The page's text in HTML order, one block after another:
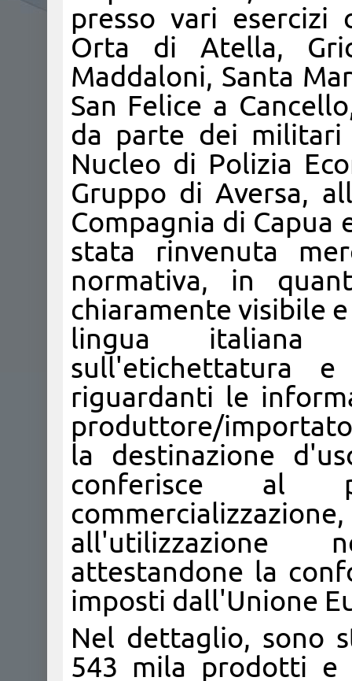
presso vari esercizi
Orta di Atella,
Maddaloni, Santa
San Felice a
da parte dei militari
Nucleo di Polizia
Gruppo di Aversa,
Compagnia di Capua
stata rinvenuta
normativa, in
chiaramente visibile
lingua italiana
sull'etichettatura
riguardanti le
produttore/
la destinazione
conferisce al
all'utilizzazione
attestandone la
imposti dall'Unione
Nel dettaglio, sono
543 mila prodotti e